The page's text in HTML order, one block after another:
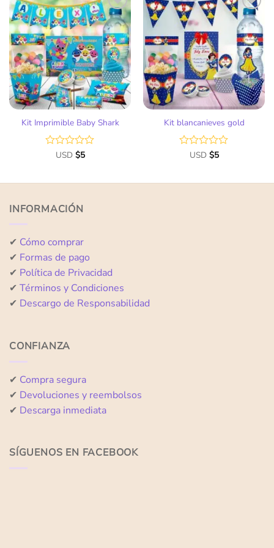
Añadir
a la
lista
de
deseos
Kit Imprimible Baby Shark
Valorado
de
USD $5
Añadir
a la
lista
de
deseos
Kit blancanieves gold
Valorado
de
USD $5
INFORMACIÓN
✔ Cómo comprar
✔ Formas de pago
✔ Política de Privacidad
✔ Términos y Condiciones
✔ Descargo de Responsabilidad
CONFIANZA
✔ Compra segura
✔ Devoluciones y reembolsos
✔ Descarga inmediata
SÍGUENOS EN FACEBOOK